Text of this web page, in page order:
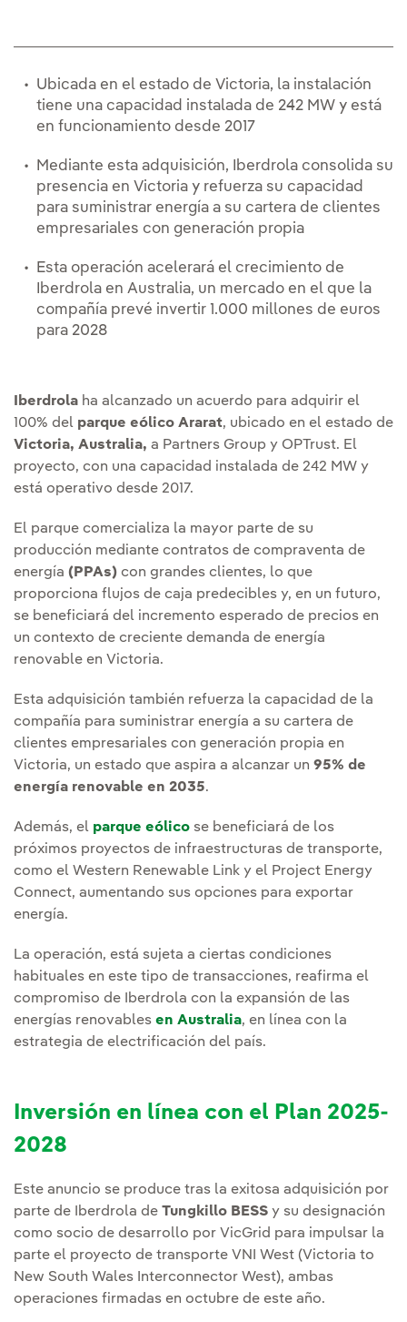
Ubicada en el estado de Victoria, la instalación
tiene una capacidad instalada de 242 MW y está
en funcionamiento desde 2017
Mediante esta adquisición, Iberdrola consolida su
presencia en Victoria y refuerza su capacidad
para suministrar energía a su cartera de clientes
empresariales con generación propia
Esta operación acelerará el crecimiento de
Iberdrola en Australia, un mercado en el que la
compañía prevé invertir 1.000 millones de euros
para 2028
Iberdrola ha alcanzado un acuerdo para adquirir el
100% del parque eólico Ararat, ubicado en el estado de
Victoria, Australia, a Partners Group y OPTrust. El
proyecto, con una capacidad instalada de 242 MW y
está operativo desde 2017.
El parque comercializa la mayor parte de su
producción mediante contratos de compraventa de
energía (PPAs) con grandes clientes, lo que
proporciona flujos de caja predecibles y, en un futuro,
se beneficiará del incremento esperado de precios en
un contexto de creciente demanda de energía
renovable en Victoria.
Esta adquisición también refuerza la capacidad de la
compañía para suministrar energía a su cartera de
clientes empresariales con generación propia en
Victoria, un estado que aspira a alcanzar un 95% de
energía renovable en 2035.
Además, el parque eólico se beneficiará de los
próximos proyectos de infraestructuras de transporte,
como el Western Renewable Link y el Project Energy
Connect, aumentando sus opciones para exportar
energía.
La operación, está sujeta a ciertas condiciones
habituales en este tipo de transacciones, reafirma el
compromiso de Iberdrola con la expansión de las
energías renovables en Australia, en línea con la
estrategia de electrificación del país.
Inversión en línea con el Plan 2025-
2028
Este anuncio se produce tras la exitosa adquisición por
parte de Iberdrola de Tungkillo BESS y su designación
como socio de desarrollo por VicGrid para impulsar la
parte el proyecto de transporte VNI West (Victoria to
New South Wales Interconnector West), ambas
operaciones firmadas en octubre de este año.